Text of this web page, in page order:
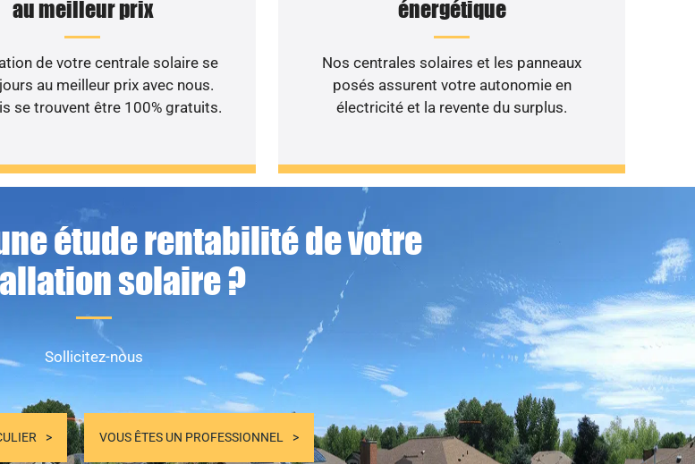
au meilleur prix
de votre centrale solaire se
au meilleur prix avec nous.
se trouvent être 100% gratuits.
énergétique
Nos centrales solaires et les panneaux
posés assurent votre autonomie en
électricité et la revente du surplus.
étude rentabilité de votre
solaire ?
Sollicitez-nous
VOUS ÊTES UN PROFESSIONNEL